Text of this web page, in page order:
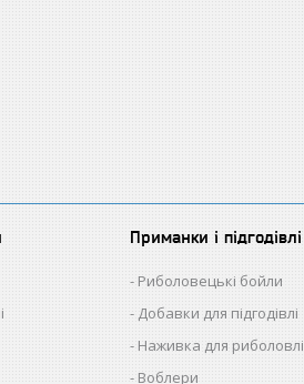
Приманки і підгодівлі
Риболовецькі бойли
Добавки для підгодівлі
Наживка для риболовлі
Воблери